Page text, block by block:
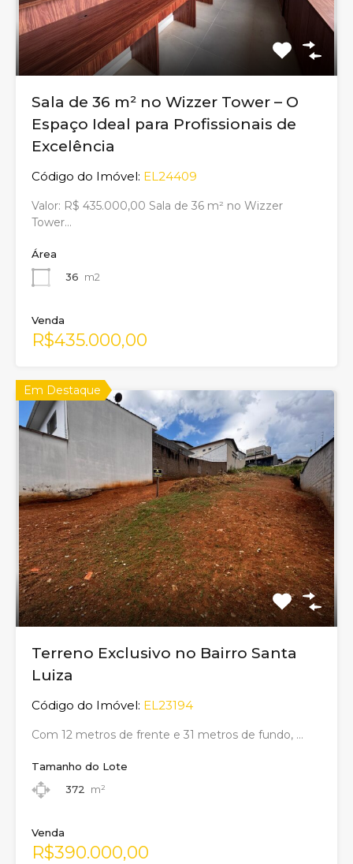
Sala de 36 m² no Wizzer Tower – O
Espaço Ideal para Profissionais de
Excelência
Código do Imóvel: EL24409
Valor: R$ 435.000,00 Sala de 36 m² no Wizzer
Tower…
Área
36 m2
Venda
R$435.000,00
Em Destaque
Terreno Exclusivo no Bairro Santa
Luiza
Código do Imóvel: EL23194
Com 12 metros de frente e 31 metros de fundo, …
Tamanho do Lote
372
m²
Venda
R$390.000,00